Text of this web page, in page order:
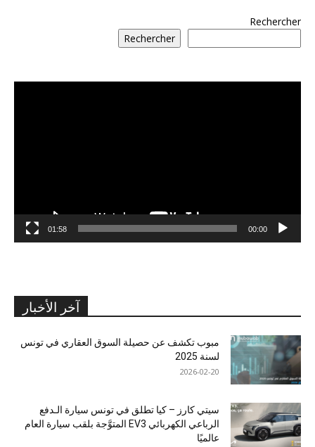
Rechercher
Rechercher
00:00
01:58
آخر الأخبار
مبوب تكشف عن حصيلة السوق العقاري في تونس
لسنة 2025
2026-02-20
سيتي كارز – كيا تطلق في تونس سيارة الـدفع
الرباعي الكهربائي EV3 المتوَّجة بلقب سيارة العام
عالميًا